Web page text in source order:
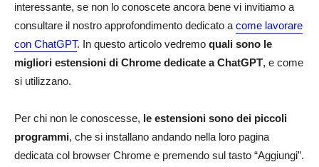
interessante, se non lo conoscete ancora bene vi invitiamo a
consultare il nostro approfondimento dedicato a come lavorare
con ChatGPT. In questo articolo vedremo quali sono le
migliori estensioni di Chrome dedicate a ChatGPT, e come
si utilizzano.
Per chi non le conoscesse, le estensioni sono dei piccoli
programmi, che si installano andando nella loro pagina
dedicata col browser Chrome e premendo sul tasto “Aggiungi”.